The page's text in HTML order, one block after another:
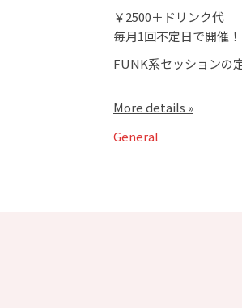
￥2500＋ドリンク代
毎月1回不定日で開催
FUNK系セッションの
More details »
General